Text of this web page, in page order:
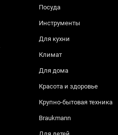
Посуда
Инструменты
Для кухни
Климат
Для дома
Красота и здоровье
Крупно-бытовая техника
Braukmann